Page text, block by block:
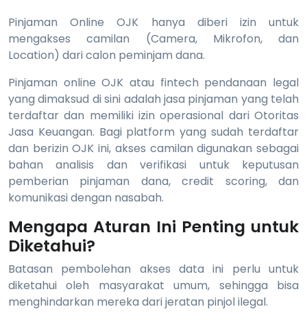
Pinjaman Online OJK hanya diberi izin untuk
mengakses camilan (Camera, Mikrofon, dan
Location) dari calon peminjam dana.
Pinjaman online OJK atau fintech pendanaan legal
yang dimaksud di sini adalah jasa pinjaman yang telah
terdaftar dan memiliki izin operasional dari Otoritas
Jasa Keuangan. Bagi platform yang sudah terdaftar
dan berizin OJK ini, akses camilan digunakan sebagai
bahan analisis dan verifikasi untuk keputusan
pemberian pinjaman dana, credit scoring, dan
komunikasi dengan nasabah.
Mengapa Aturan Ini Penting untuk
Diketahui?
Batasan pembolehan akses data ini perlu untuk
diketahui oleh masyarakat umum, sehingga bisa
menghindarkan mereka dari jeratan pinjol ilegal.